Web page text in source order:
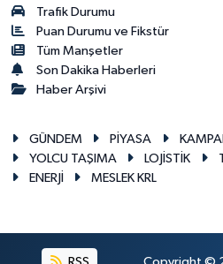
Trafik Durumu
Puan Durumu ve Fikstür
Tüm Manşetler
Son Dakika Haberleri
Haber Arşivi
GÜNDEM PİYASA
YOLCU TAŞIMA
LOJİSTİK
ENERJİ
MESLEK KRL